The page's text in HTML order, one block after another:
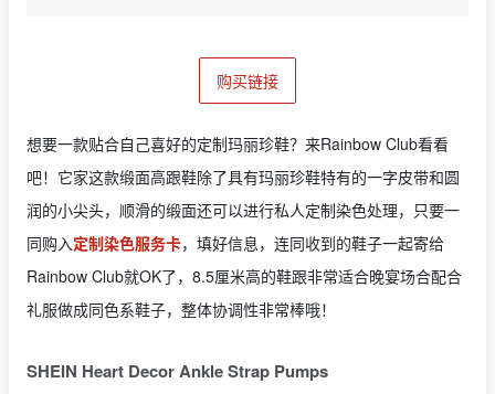
购买链接
想要一款贴合自己喜好的定制玛丽珍鞋？来Rainbow Club看看
吧！它家这款缎面高跟鞋除了具有玛丽珍鞋特有的一字皮带和圆
润的小尖头，顺滑的缎面还可以进行私人定制染色处理，只要一
同购入定制染色服务卡，填好信息，连同收到的鞋子一起寄给
Rainbow Club就OK了，8.5厘米高的鞋跟非常适合晚宴场合配合
礼服做成同色系鞋子，整体协调性非常棒哦！
SHEIN Heart Decor Ankle Strap Pumps